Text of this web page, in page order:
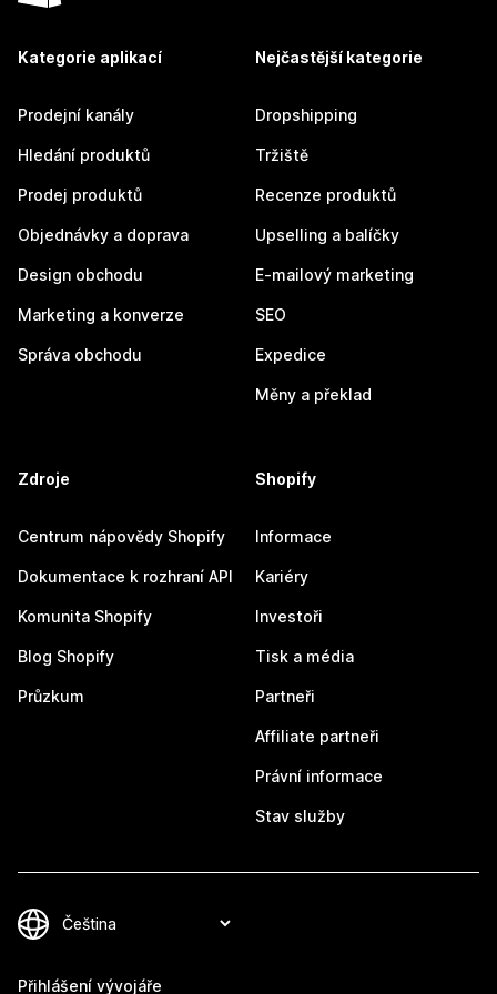
Kategorie aplikací
Prodejní kanály
Hledání produktů
Prodej produktů
Objednávky a doprava
Design obchodu
Marketing a konverze
Správa obchodu
Nejčastější kategorie
Dropshipping
Tržiště
Recenze produktů
Upselling a balíčky
E-mailový marketing
SEO
Expedice
Měny a překlad
Zdroje
Centrum nápovědy Shopify
Dokumentace k rozhraní API
Komunita Shopify
Blog Shopify
Průzkum
Shopify
Informace
Kariéry
Investoři
Tisk a média
Partneři
Affiliate partneři
Právní informace
Stav služby
Přihlášení vývojáře